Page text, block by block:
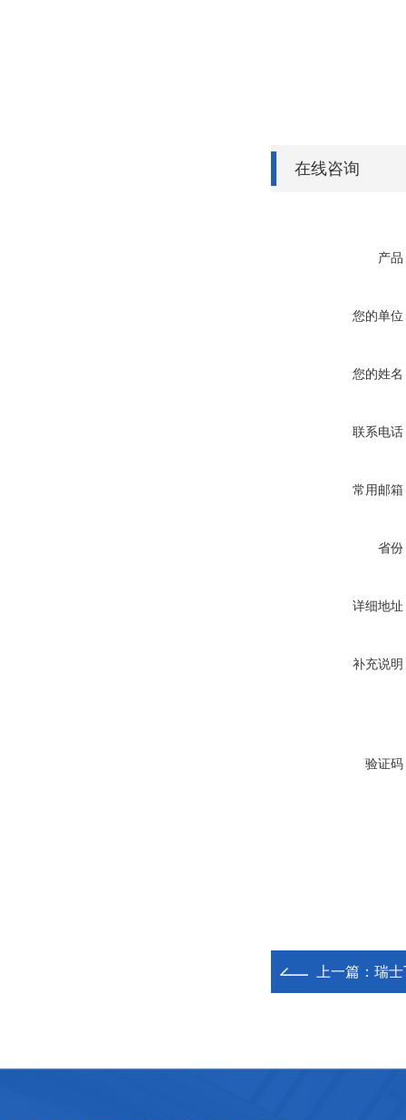
在线咨询
产品
您的单位
您的姓名
联系电话
常用邮箱
省份
详细地址
补充说明
验证码
上一篇： 瑞